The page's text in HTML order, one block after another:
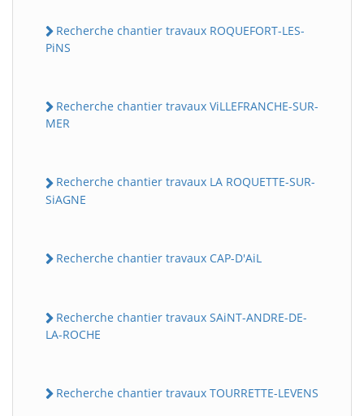
Recherche chantier travaux ROQUEFORT-LES-
PiNS
Recherche chantier travaux ViLLEFRANCHE-SUR-
MER
Recherche chantier travaux LA ROQUETTE-SUR-
SiAGNE
Recherche chantier travaux CAP-D'AiL
Recherche chantier travaux SAiNT-ANDRE-DE-
LA-ROCHE
Recherche chantier travaux TOURRETTE-LEVENS